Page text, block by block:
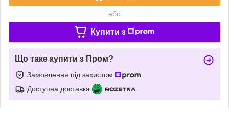
або
Купити з
Що таке купити з Пром?
Замовлення під захистом
Доступна доставка